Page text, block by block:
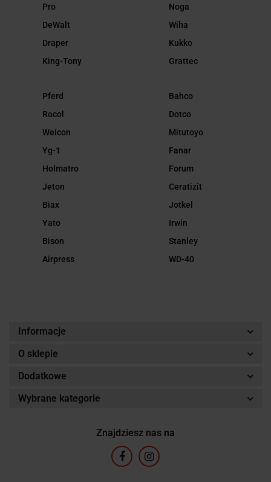
Pro
DeWalt
Draper
King-Tony
Noga
Wiha
Kukko
Grattec
Pferd
Rocol
Weicon
Yg-1
Holmatro
Jeton
Biax
Yato
Bison
Airpress
Bahco
Dotco
Mitutoyo
Fanar
Forum
Ceratizit
Jotkel
Irwin
Stanley
WD-40
Informacje
O sklepie
Dodatkowe
Wybrane kategorie
Znajdziesz nas na